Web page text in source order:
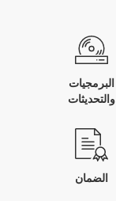
البرمجيات
والتحديثات
الضمان